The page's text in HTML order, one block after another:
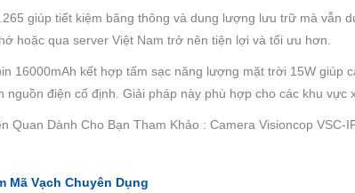
giúp tiết kiệm băng thông và dung lượng lưu trữ mà vẫn
hoặc qua server Việt Nam trở nên tiện lợi và tối ưu hơn.
16000mAh kết hợp tấm sạc năng lượng mặt trời 15W giúp
nguồn điện cố định. Giải pháp này phù hợp cho các khu vực
Quan Dành Cho Bạn Tham Khảo : Camera Visioncop VSC-
Mã Vạch Chuyên Dụng